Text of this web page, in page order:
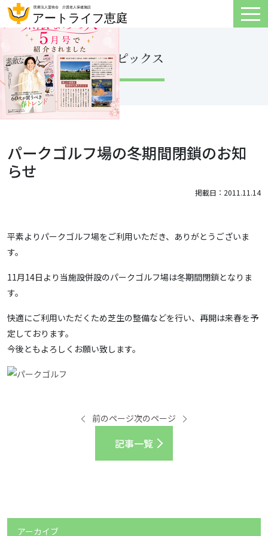
トピックス
パークゴルフ場の冬期間閉鎖のお知
らせ
掲載日：2011.11.14
平素よりパークゴルフ場をご利用いただき、ありがとうございま
す。
11月14日より当施設併設のパークゴルフ場は冬期間閉鎖となりま
す。
快適にご利用いただくため芝生の整備などを行い、再開は来春を予
定しております。
今後ともよろしくお願い致します。
前のページ
記事一覧
次のページ
アーカイブ